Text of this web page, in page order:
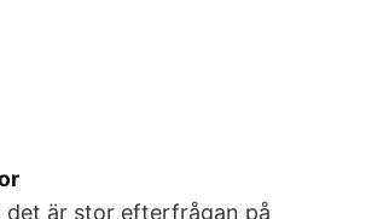
det är stor efterfrågan på